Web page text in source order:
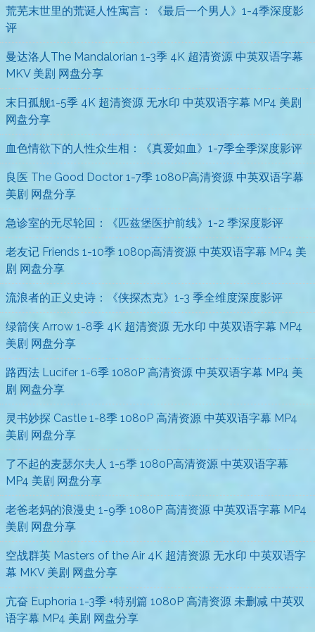
荒芜末世里的荒诞人性寓言：《最后一个男人》1-4季深度影
评
曼达洛人The Mandalorian 1-3季 4K 超清资源 中英双语字幕
MKV 美剧 网盘分享
末日孤舰1-5季 4K 超清资源 无水印 中英双语字幕 MP4 美剧
网盘分享
血色情欲下的人性众生相：《真爱如血》1-7季全季深度影评
良医 The Good Doctor 1-7季 1080P高清资源 中英双语字幕
美剧 网盘分享
急诊室的无尽轮回：《匹兹堡医护前线》1-2 季深度影评
老友记 Friends 1-10季 1080p高清资源 中英双语字幕 MP4 美
剧 网盘分享
流浪者的正义史诗：《侠探杰克》1-3 季全维度深度影评
绿箭侠 Arrow 1-8季 4K 超清资源 无水印 中英双语字幕 MP4
美剧 网盘分享
路西法 Lucifer 1-6季 1080P 高清资源 中英双语字幕 MP4 美
剧 网盘分享
灵书妙探 Castle 1-8季 1080P 高清资源 中英双语字幕 MP4
美剧 网盘分享
了不起的麦瑟尔夫人 1-5季 1080P高清资源 中英双语字幕
MP4 美剧 网盘分享
老爸老妈的浪漫史 1-9季 1080P 高清资源 中英双语字幕 MP4
美剧 网盘分享
空战群英 Masters of the Air 4K 超清资源 无水印 中英双语字
幕 MKV 美剧 网盘分享
亢奋 Euphoria 1-3季 +特别篇 1080P 高清资源 未删减 中英双
语字幕 MP4 美剧 网盘分享